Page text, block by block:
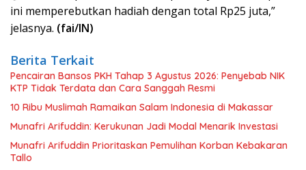
ini memperebutkan hadiah dengan total Rp25 juta,”
jelasnya. (fai/IN)
Berita Terkait
Pencairan Bansos PKH Tahap 3 Agustus 2026: Penyebab NIK
KTP Tidak Terdata dan Cara Sanggah Resmi
10 Ribu Muslimah Ramaikan Salam Indonesia di Makassar
Munafri Arifuddin: Kerukunan Jadi Modal Menarik Investasi
Munafri Arifuddin Prioritaskan Pemulihan Korban Kebakaran
Tallo